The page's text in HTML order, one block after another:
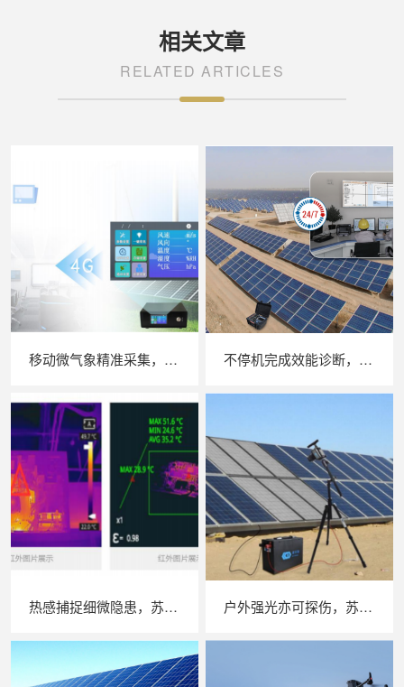
相关文章
RELATED ARTICLES
移动微气象精准采集，苏州 LAILX LXH506 便携式气象站补齐光伏检测环境数据短板 不停机完成效能诊断，苏州 LAILX LX‑PE93 逆变器综合测试仪筑牢光伏电站效能底座
热感捕捉细微隐患，苏州 LAILX LX‑F300 手持红外热成像仪赋能光伏安全运维 户外强光亦可探伤，苏州 LAILX LXG30 便携式 EL 检测仪重塑光伏组件无损检测标准